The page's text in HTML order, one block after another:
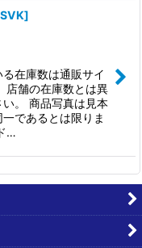
SVK]
在庫数は通販サイ
店舗の在庫数とは異
。 商品写真は見本
であるとは限りま
…